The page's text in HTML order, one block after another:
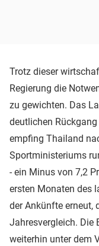
Trotz dieser
Regierung die
zu gewichten. Das
deutlichen
empfing Thailand
Sportministeriums
- ein Minus von 7,2
ersten Monaten des
der Ankünfte erneut,
Jahresvergleich. Die
weiterhin unter dem